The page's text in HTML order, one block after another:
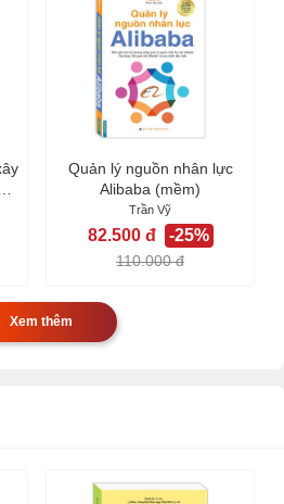
Quản lý nguồn nhân lực
Alibaba (mềm)
Trần Vỹ
82.500 đ -25%
110.000 đ
Xem thêm